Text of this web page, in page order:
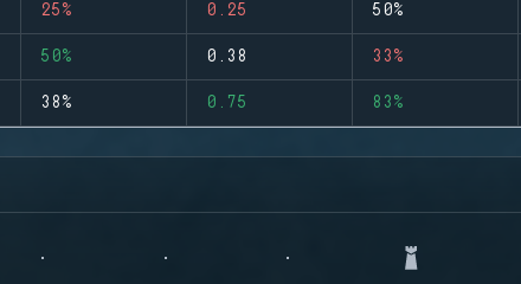
25% 0.25 50%
50% 0.38 33%
38% 0.75 83%